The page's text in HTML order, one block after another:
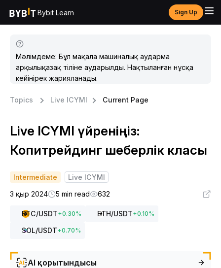
Bybit Learn Sign Up
Мәлімдеме: Бұл мақала машиналық аударма
арқылықазақ тіліне аударылды. Нақтыланған нұсқа
кейінірек жарияланады.
Topics Live ICYMI Current Page
Live ICYMI үйреніңіз:
Копитрейдинг шеберлік класы
Intermediate
Live ICYMI
3 қыр 2024
5 min read 632
BTC/USDT+0.30% ETH/USDT+0.10%
SOL/USDT+0.70%
AI қорытындысы